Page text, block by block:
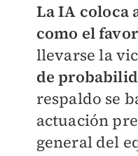
La IA coloca
como el
llevarse la
de
respaldo se
actuación
general del